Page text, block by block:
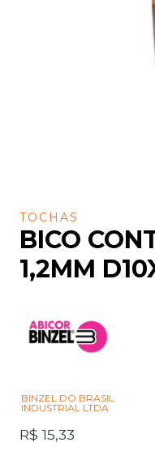
TOCHAS
BICO
1,2MM
BINZEL DO BRASIL
INDUSTRIAL LTDA
R$ 15,33